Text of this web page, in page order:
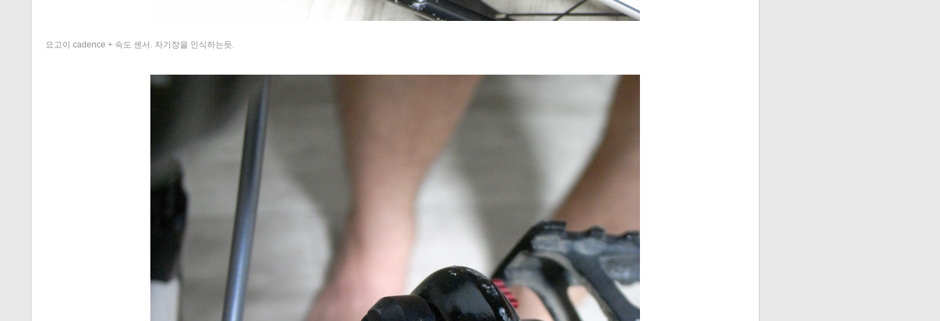
요고이 cadence + 속도 센서. 자기장을 인식하는듯.